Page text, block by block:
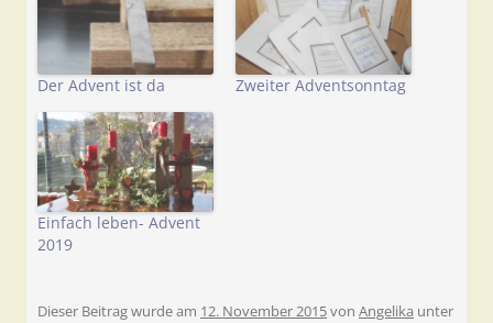
Der Advent ist da Zweiter Adventsonntag
Einfach leben- Advent
2019
Dieser Beitrag wurde am 12. November 2015von Angelika unter